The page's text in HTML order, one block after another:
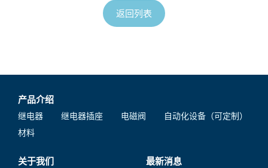
返回列表
产品介绍
继电器 继电器插座 电磁阀
自动化设备（可定制）
材料
关于我们 最新消息